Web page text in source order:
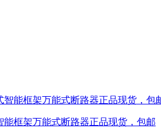
能框架万能式断路器正品现货，包邮